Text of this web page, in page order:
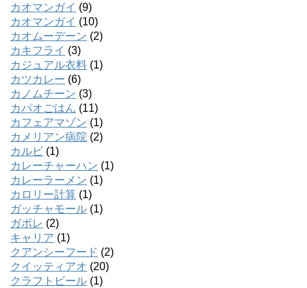
カオマンガイ (9)
カオマンガイ (10)
カオムーデーン (2)
カキフライ (3)
カジュアル衣料 (1)
カツカレー (6)
カノムチーン (3)
カパオごはん (11)
カフェアマゾン (1)
カメリアン病院 (2)
カルビ (1)
カレーチャーハン (1)
カレーラーメン (1)
カロリー計算 (1)
ガッチャモール (1)
ガボレ (2)
キャリア (1)
クアンシーフード (2)
クイッティアオ (20)
クラフトビール (1)